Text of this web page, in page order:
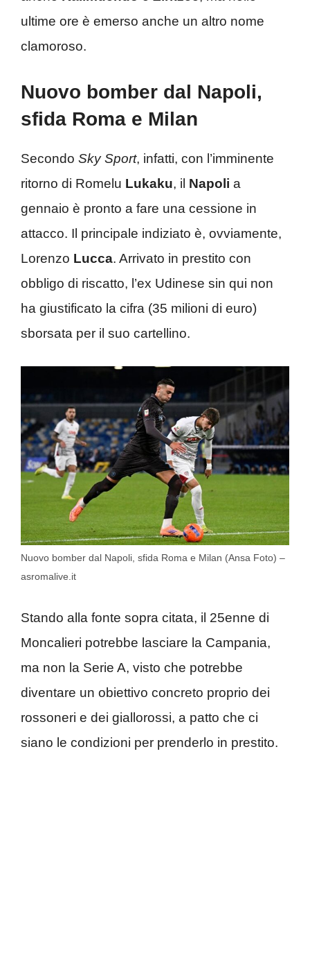
ultime ore è emerso anche un altro nome
clamoroso.
Nuovo bomber dal Napoli,
sfida Roma e Milan
Secondo Sky Sport, infatti, con l’imminente
ritorno di Romelu Lukaku, il Napoli a
gennaio è pronto a fare una cessione in
attacco. Il principale indiziato è, ovviamente,
Lorenzo Lucca. Arrivato in prestito con
obbligo di riscatto, l’ex Udinese sin qui non
ha giustificato la cifra (35 milioni di euro)
sborsata per il suo cartellino.
Nuovo bomber dal Napoli, sfida Roma e Milan (Ansa Foto) –
asromalive.it
Stando alla fonte sopra citata, il 25enne di
Moncalieri potrebbe lasciare la Campania,
ma non la Serie A, visto che potrebbe
diventare un obiettivo concreto proprio dei
rossoneri e dei giallorossi, a patto che ci
siano le condizioni per prenderlo in prestito.